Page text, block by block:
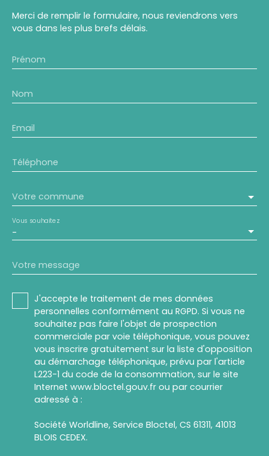
Merci de remplir le formulaire, nous reviendrons vers
vous dans les plus brefs délais.
Prénom
Nom
Email
Téléphone
Votre commune
-
Vous souhaitez
Votre message
J'accepte le traitement de mes données
personnelles conformément au RGPD. Si vous ne
souhaitez pas faire l'objet de prospection
commerciale par voie téléphonique, vous pouvez
vous inscrire gratuitement sur la liste d'opposition
au démarchage téléphonique, prévu par l'article
L223-1 du code de la consommation, sur le site
Internet www.bloctel.gouv.fr ou par courrier
adressé à :
Société Worldline, Service Bloctel, CS 61311, 41013
BLOIS CEDEX.